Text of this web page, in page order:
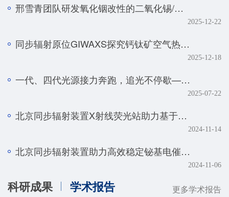
邢雪青团队研发氧化铟改性的二氧化锡/石墨烯复合催化剂——实现强酸体系下工业级电流密度的高效二氧化碳-甲酸转化
2025-12-22
同步辐射原位GIWAXS探究钙钛矿空气热处理的降解机制
2025-12-18
一代、四代光源接力奔跑，追光不停歇——BSRF第二十九届用户学术年会暨HEPS用户研讨会顺利召开
2025-07-22
北京同步辐射装置X射线荧光站助力基于人工智能技术的金属组学研究取得系列进展
2024-11-14
北京同步辐射装置助力高效稳定铋基电催化剂研究取得新进展
2024-11-06
科研成果 学术报告 更多学术报告